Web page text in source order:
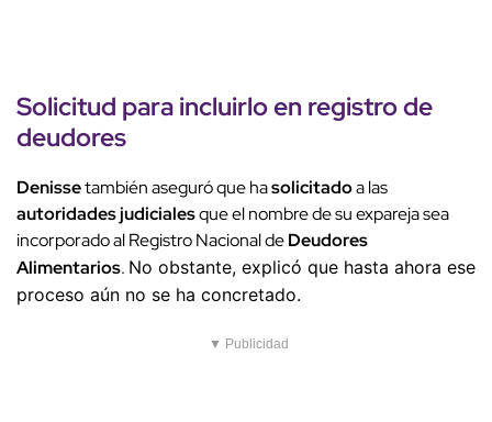
Solicitud para incluirlo en registro de
deudores
Denissetambién aseguró que hasolicitadoa las
autoridades judicialesque el nombre de su expareja sea
incorporado al Registro Nacional deDeudores
Alimentarios. No obstante, explicó que hasta ahora ese
proceso aún no se ha concretado.
▼ Publicidad